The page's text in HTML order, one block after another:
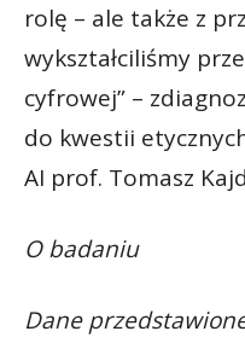
rolę – ale także z
wykształciliśmy
cyfrowej” –
do kwestii
AI prof. Tomasz
O badaniu
Dane